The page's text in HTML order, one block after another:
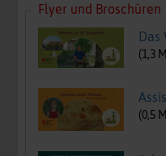
Flyer und Broschüren
Das
(1,3
(0,5